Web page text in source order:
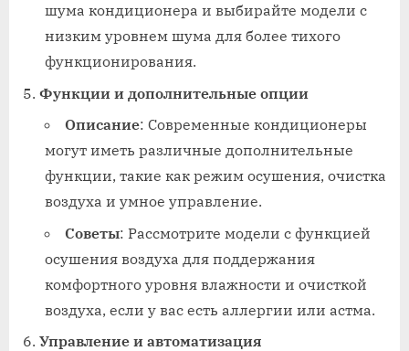
шума кондиционера и выбирайте модели с
низким уровнем шума для более тихого
функционирования.
Функции и дополнительные опции
Описание: Современные кондиционеры
могут иметь различные дополнительные
функции, такие как режим осушения, очистка
воздуха и умное управление.
Советы: Рассмотрите модели с функцией
осушения воздуха для поддержания
комфортного уровня влажности и очисткой
воздуха, если у вас есть аллергии или астма.
Управление и автоматизация